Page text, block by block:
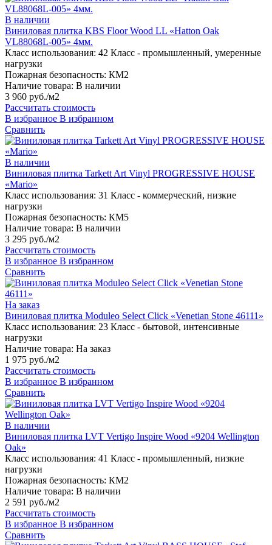
В наличии
Виниловая плитка KBS Floor Wood LL «Hatton Oak
VL88068L-005» 4мм.
Класс использования: 42 Класс - промышленный, умеренные
нагрузки
Пожарная безопасность: КМ2
Наличие товара: В наличии
3 960 руб./м2
Рассчитать стоимость
В избранное В избранном
Сравнить
В наличии
Виниловая плитка Tarkett Art Vinyl PROGRESSIVE HOUSE
«Mario»
Класс использования: 31 Класс - коммерческий, низкие
нагрузки
Пожарная безопасность: КМ5
Наличие товара: В наличии
3 295 руб./м2
Рассчитать стоимость
В избранное В избранном
Сравнить
На заказ
Виниловая плитка Moduleo Select Click «Venetian Stone 46111»
Класс использования: 23 Класс - бытовой, интенсивные
нагрузки
Наличие товара: На заказ
1 975 руб./м2
Рассчитать стоимость
В избранное В избранном
Сравнить
В наличии
Виниловая плитка LVT Vertigo Inspire Wood «9204 Wellington
Oak»
Класс использования: 41 Класс - промышленный, низкие
нагрузки
Пожарная безопасность: КМ2
Наличие товара: В наличии
2 591 руб./м2
Рассчитать стоимость
В избранное В избранном
Сравнить